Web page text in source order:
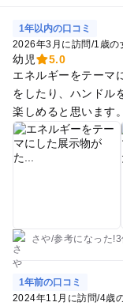
1年以内の口コミ
2026年3月に訪問/1歳の
幼児
5.0
エネルギーをテーマ
をしたり、ハンドル
楽しめると思います。 靭公園の中にあるので、少し雨に
たときや、暑くなって
やや難しいので、小
ましたので、もう少
さや/参考に なった!3
1年前の口コミ
2024年11月に訪問/4歳